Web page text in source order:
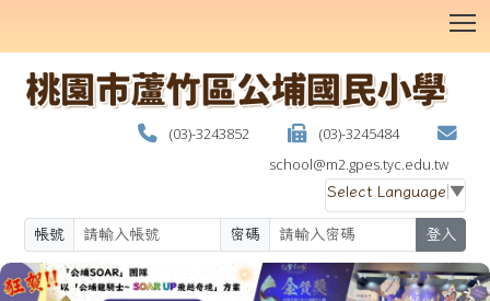
(03)-3243852
(03)-3245484
school@m2.gpes.tyc.edu.tw
Select Language ▼
帳號 密碼 登入